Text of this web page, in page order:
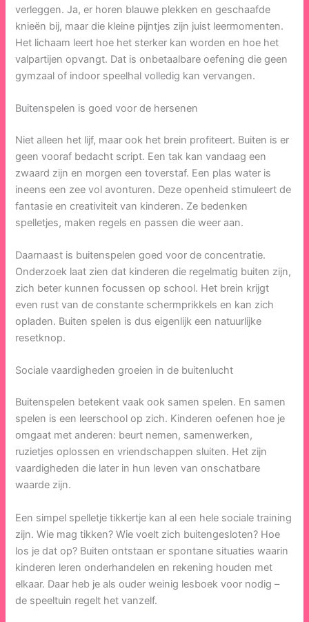
verleggen. Ja, er horen blauwe plekken en geschaafde
knieën bij, maar die kleine pijntjes zijn juist leermomenten.
Het lichaam leert hoe het sterker kan worden en hoe het
valpartijen opvangt. Dat is onbetaalbare oefening die geen
gymzaal of indoor speelhal volledig kan vervangen.
Buitenspelen is goed voor de hersenen
Niet alleen het lijf, maar ook het brein profiteert. Buiten is er
geen vooraf bedacht script. Een tak kan vandaag een
zwaard zijn en morgen een toverstaf. Een plas water is
ineens een zee vol avonturen. Deze openheid stimuleert de
fantasie en creativiteit van kinderen. Ze bedenken
spelletjes, maken regels en passen die weer aan.
Daarnaast is buitenspelen goed voor de concentratie.
Onderzoek laat zien dat kinderen die regelmatig buiten zijn,
zich beter kunnen focussen op school. Het brein krijgt
even rust van de constante schermprikkels en kan zich
opladen. Buiten spelen is dus eigenlijk een natuurlijke
resetknop.
Sociale vaardigheden groeien in de buitenlucht
Buitenspelen betekent vaak ook samen spelen. En samen
spelen is een leerschool op zich. Kinderen oefenen hoe je
omgaat met anderen: beurt nemen, samenwerken,
ruzietjes oplossen en vriendschappen sluiten. Het zijn
vaardigheden die later in hun leven van onschatbare
waarde zijn.
Een simpel spelletje tikkertje kan al een hele sociale training
zijn. Wie mag tikken? Wie voelt zich buitengesloten? Hoe
los je dat op? Buiten ontstaan er spontane situaties waarin
kinderen leren onderhandelen en rekening houden met
elkaar. Daar heb je als ouder weinig lesboek voor nodig –
de speeltuin regelt het vanzelf.